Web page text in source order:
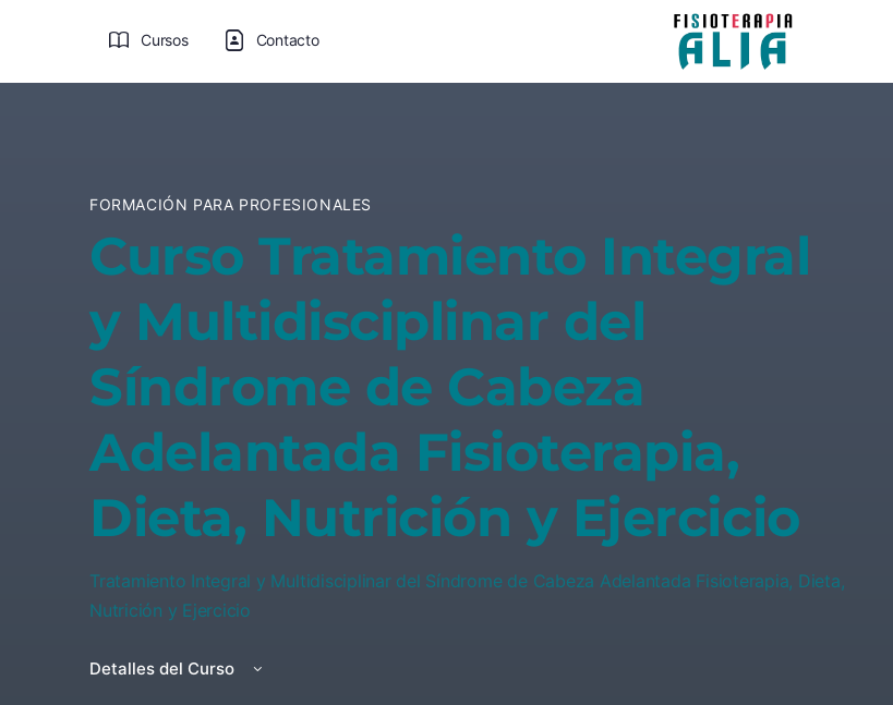
Cursos Contacto
FORMACIÓN PARA PROFESIONALES
Curso Tratamiento Integral
y Multidisciplinar del
Síndrome de Cabeza
Adelantada Fisioterapia,
Dieta, Nutrición y Ejercicio
Tratamiento Integral y Multidisciplinar del Síndrome de Cabeza Adelantada Fisioterapia, Dieta,
Nutrición y Ejercicio
Detalles del Curso